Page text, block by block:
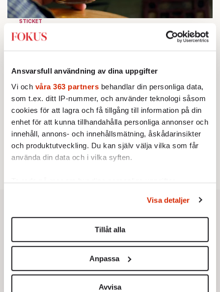
Ansvarsfull användning av dina uppgifter
Vi och våra 363 partners behandlar din personliga data,
som t.ex. ditt IP-nummer, och använder teknologi såsom
cookies för att lagra och få tillgång till information på din
enhet för att kunna tillhandahålla personliga annonser och
innehåll, annons- och innehållsmätning, åskådarinsikter
och produktutveckling. Du kan själv välja vilka som får
använda din data och i vilka syften.
Ta reda på mer om hur dina personliga uppgifter
Du kan ändra eller dra tillbaka ditt samtycke när som
helst från cookie-förklaringen.
Vi använder enhetsidentifierare för att anpassa innehållet
för sociala medier och analysera vår trafik. Vi
vidarebefordrar även sådana identifierare och annan
information från din enhet till de sociala medier och
Visa detaljer
Tillåt alla
Anpassa
Avvisa
STICKET
Sagan om den lågbegåvade
ursprungsbefolkningen i Filipstad
vänstern för Agnes Wold
3.Dan Korn: Quisling, quislingar och sten i glashus
4.Därför liknar Putin både tsaren och Stalin
Av: Bengt Jangfeldt
STICKET
5.Johan Romin:Varför ställs aldrig dessa frågor?
KRÖNIKA
6.Johan Hakelius:DN-rubriken visar vad som sägs
mellan raderna